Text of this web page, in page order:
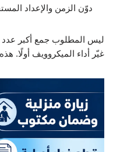
دوّن الزمن والإعداد
ليس المطلوب جمع أكبر عدد
غيّر أداء الميكروويف أولًا.